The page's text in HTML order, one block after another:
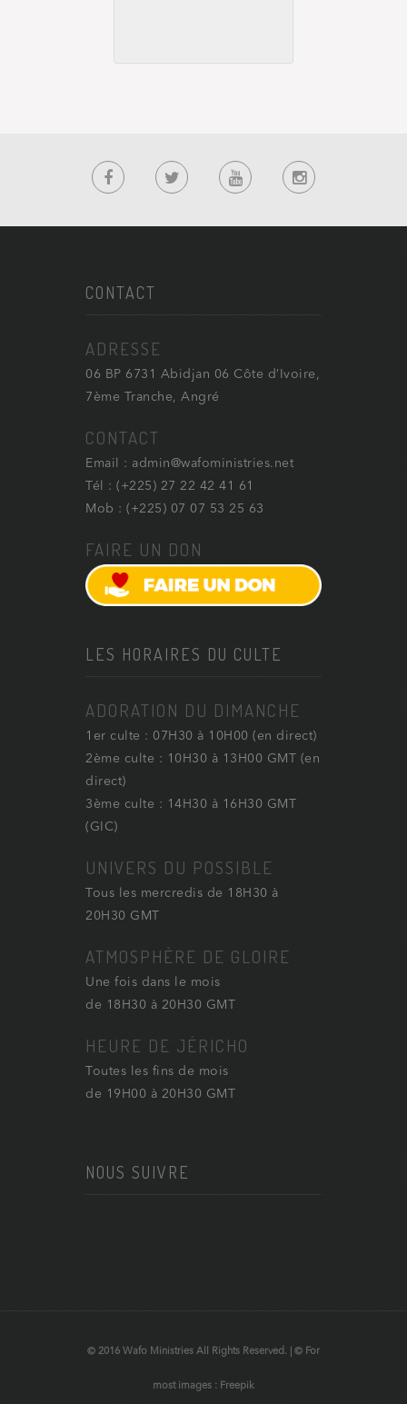
CONTACT
ADRESSE
06 BP 6731 Abidjan 06 Côte d’Ivoire,
7ème Tranche, Angré
CONTACT
Email : admin@wafoministries.net
Tél : (+225) 27 22 42 41 61
Mob : (+225) 07 07 53 25 63
FAIRE UN DON
LES HORAIRES DU CULTE
ADORATION DU DIMANCHE
1er culte : 07H30 à 10H00 (en direct)
2ème culte : 10H30 à 13H00 GMT (en
direct)
3ème culte : 14H30 à 16H30 GMT
(GIC)
UNIVERS DU POSSIBLE
Tous les mercredis de 18H30 à
20H30 GMT
ATMOSPHÈRE DE GLOIRE
Une fois dans le mois
de 18H30 à 20H30 GMT
HEURE DE JÉRICHO
Toutes les fins de mois
de 19H00 à 20H30 GMT
NOUS SUIVRE
© 2016 Wafo Ministries All Rights Reserved. | © For
most images : Freepik